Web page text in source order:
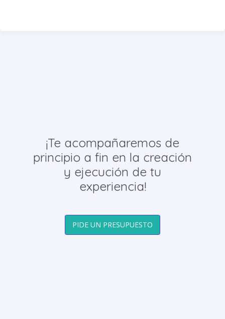
¡Te acompañaremos de
principio a fin en la creación
y ejecución de tu
experiencia!
PIDE UN PRESUPUESTO